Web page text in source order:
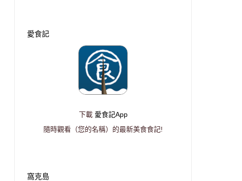
愛食記
下載 愛食記App
隨時觀看（您的名稱）的最新美食食記!
窩克島